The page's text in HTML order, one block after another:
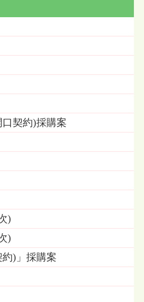
口契約)採購案
)
)
約)」採購案